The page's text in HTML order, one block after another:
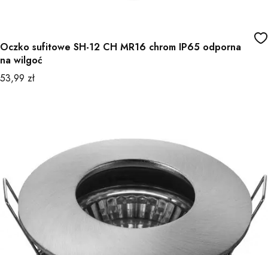
Oczko sufitowe SH-12 CH MR16 chrom IP65 odporna
na wilgoć
Cena
53,99 zł